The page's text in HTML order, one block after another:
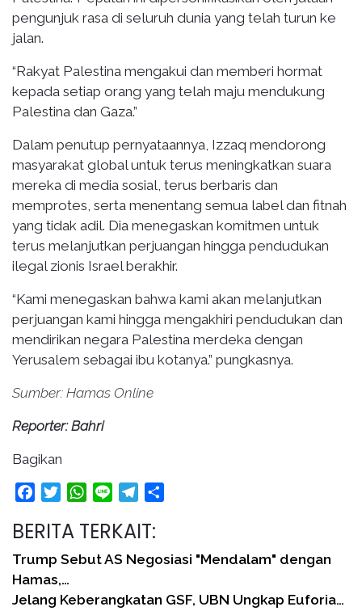
pengunjuk rasa di seluruh dunia yang telah turun ke
jalan.
“Rakyat Palestina mengakui dan memberi hormat
kepada setiap orang yang telah maju mendukung
Palestina dan Gaza.”
Dalam penutup pernyataannya, Izzaq mendorong
masyarakat global untuk terus meningkatkan suara
mereka di media sosial, terus berbaris dan
memprotes, serta menentang semua label dan fitnah
yang tidak adil. Dia menegaskan komitmen untuk
terus melanjutkan perjuangan hingga pendudukan
ilegal zionis Israel berakhir.
“Kami menegaskan bahwa kami akan melanjutkan
perjuangan kami hingga mengakhiri pendudukan dan
mendirikan negara Palestina merdeka dengan
Yerusalem sebagai ibu kotanya.” pungkasnya.
Sumber: Hamas Online
Reporter: Bahri
Bagikan
FacebookTwitterWhatsApp
Line Telegram
BERITA TERKAIT:
Trump Sebut AS Negosiasi "Mendalam" dengan
Hamas,…
Jelang Keberangkatan GSF, UBN Ungkap Euforia…